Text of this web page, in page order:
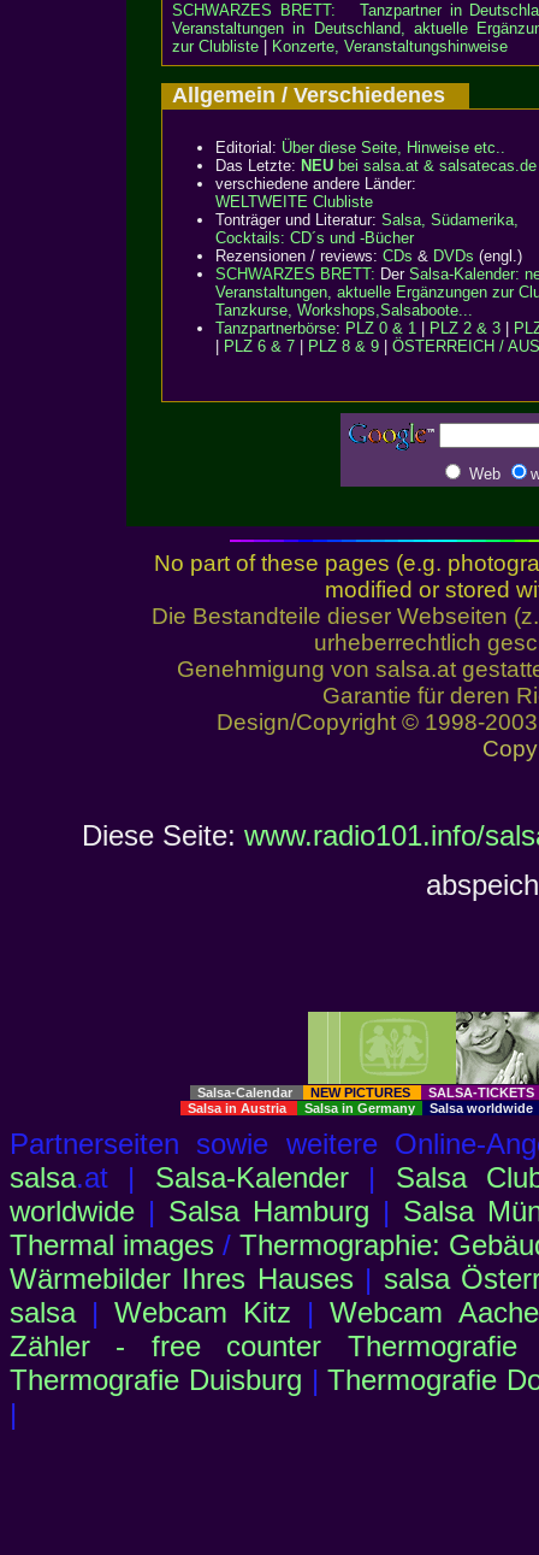
SCHWARZES BRETT:
Tanzpartner in
Veranstaltungen in Deutschland, aktuelle
zur Clubliste
Konzerte, Veranstaltungshinweise
Allgemein / Verschiedenes
Editorial: Über diese Seite, Hinweise etc..
Das Letzte: NEU bei salsa.at & salsatecas.de
verschiedene andere Länder:
WELTWEITE Clubliste
Tonträger und Literatur: Salsa, Südamerika,
Cocktails: CD´s und -Bücher
Rezensionen / reviews: CDs & DVDs (engl.)
SCHWARZES BRETT: Der Salsa-Kalender:
Veranstaltungen, aktuelle Ergänzungen zur
Tanzkurse, Workshops,Salsaboote...
Tanzpartnerbörse: PLZ 0 & 1 PLZ 2 & 3
PLZ 6 & 7 PLZ 8 & 9 ÖSTERREICH /
Web
No part of these pages (e.g.
modified or stored
Die Bestandteile dieser Webseiten
urheberrechtlich
Genehmigung von salsa.at
Garantie für deren
Design/Copyright © 1998-
Diese Seite: www.radio101.info/
Salsa-Calendar NEW PICTURES
SALSA-
Salsa in Austria
Salsa in Germany Salsa worldwide
Partnerseiten sowie weitere Online-
salsa.at | Salsa-Kalender| Salsa
worldwide | Salsa Hamburg | Salsa
Thermal images / Thermographie:
Wärmebilder Ihres Hauses| salsa
salsa|Webcam Kitz |Webcam
Zähler - free counter Thermografie
Thermografie Duisburg |Thermografie
|